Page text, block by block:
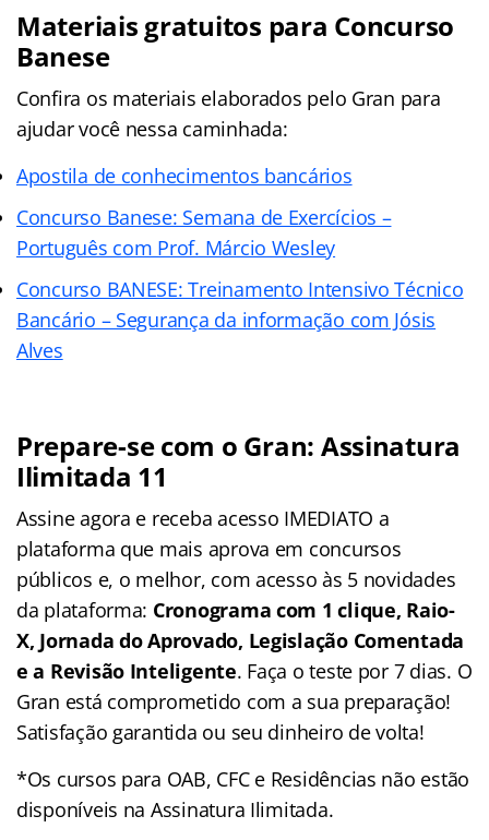
Materiais gratuitos para Concurso
Banese
Confira os materiais elaborados pelo Gran para
ajudar você nessa caminhada:
Apostila de conhecimentos bancários
Concurso Banese: Semana de Exercícios –
Português com Prof. Márcio Wesley
Concurso BANESE: Treinamento Intensivo Técnico
Bancário – Segurança da informação com Jósis
Alves
Prepare-se com o Gran: Assinatura
Ilimitada 11
Assine agora e receba acesso IMEDIATO a
plataforma que mais aprova em concursos
públicos e, o melhor, com acesso às 5 novidades
da plataforma: Cronograma com 1 clique, Raio-
X, Jornada do Aprovado, Legislação Comentada
e a Revisão Inteligente. Faça o teste por 7 dias. O
Gran está comprometido com a sua preparação!
Satisfação garantida ou seu dinheiro de volta!
*Os cursos para OAB, CFC e Residências não estão
disponíveis na Assinatura Ilimitada.